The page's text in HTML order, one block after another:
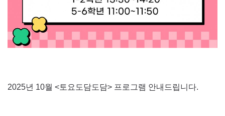
2025년 10월 <토요도담도담> 프로그램 안내드립니다.